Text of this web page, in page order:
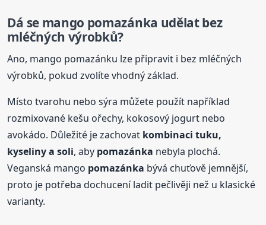
Dá se mango pomazánka udělat bez
mléčných výrobků?
Ano, mango pomazánku lze připravit i bez mléčných
výrobků, pokud zvolíte vhodný základ.
Místo tvarohu nebo sýra můžete použít například
rozmixované kešu ořechy, kokosový jogurt nebo
avokádo. Důležité je zachovat kombinaci tuku,
kyseliny a soli, aby pomazánka nebyla plochá.
Veganská mango pomazánka bývá chuťově jemnější,
proto je potřeba dochucení ladit pečlivěji než u klasické
varianty.